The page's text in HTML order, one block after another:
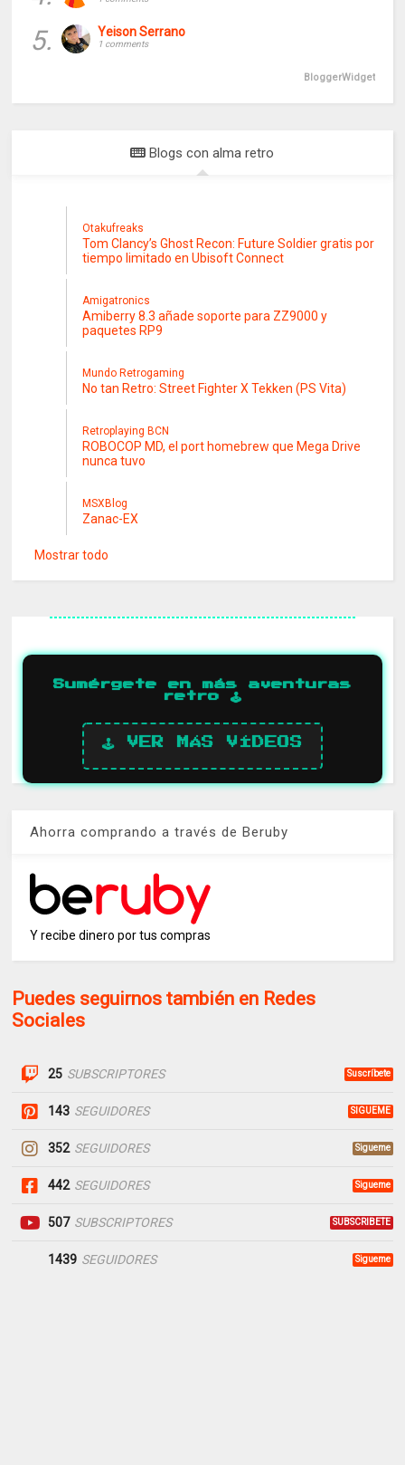
5. Yeison Serrano
1 comments
BloggerWidget
Blogs con alma retro
Otakufreaks
Tom Clancy’s Ghost Recon: Future Soldier gratis por
tiempo limitado en Ubisoft Connect
Amigatronics
Amiberry 8.3 añade soporte para ZZ9000 y
paquetes RP9
Mundo Retrogaming
No tan Retro: Street Fighter X Tekken (PS Vita)
Retroplaying BCN
ROBOCOP MD, el port homebrew que Mega Drive
nunca tuvo
MSXBlog
Zanac-EX
Mostrar todo
Sumérgete en más aventuras
retro 🕹️
🕹️ VER MÁS VÍDEOS
Ahorra comprando a través de Beruby
Y recibe dinero por tus compras
Puedes seguirnos también en Redes
Sociales
25 SUBSCRIPTORES Suscríbete
143 SEGUIDORES SIGUEME
352 SEGUIDORES Sigueme
442 SEGUIDORES Sigueme
507 SUBSCRIPTORES SUBSCRIBETE
1439 SEGUIDORES Sigueme